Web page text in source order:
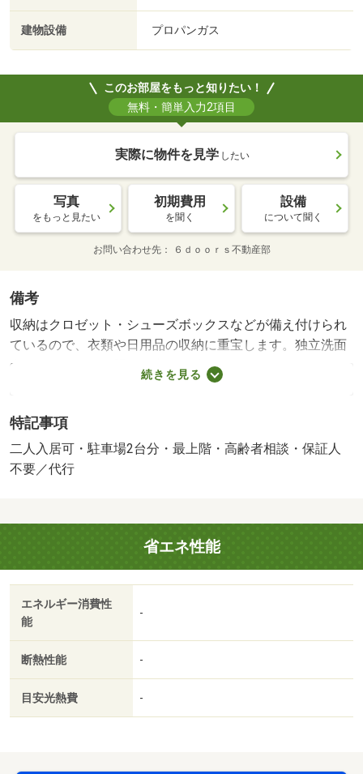
建物設備 プロパンガス
このお部屋をもっと知りたい！
無料・簡単入力2項目
実際に物件を見学 したい
写真
をもっと見たい
初期費用
を聞く
設備
について聞く
お問い合わせ先 ６ｄｏｏｒｓ不動産部
備考
収納はクロゼット・シューズボックスなどが備え付けられ
ているので、衣類や日用品の収納に重宝します。独立洗面
台はコンセントや照明、大きな鏡などがついているのでス
ムーズに身支度を整えられます。お掃除も快適な、フロー
に使えるので何かと重宝します。２ＤＫの快適なキッチン
がついた物件で住み心地がいいです。歩いて１２分ほどで
駅にアクセスできる、立地の良さも魅力の物件です。共用
良い湿気が溜まりにくい物件です。二人で生活ができるお
住まい、友達、カップル、兄弟など。・収納はクロゼッ
ト・シューズボックスなどが備え付けられているので、衣
類や日用品の収納に重宝します。独立洗面台を採用してい
るので床が水で濡れたり鏡が曇ったりしにくく、清潔な状
態を保ちやすくなっております。・仲介手数料：１．１ヶ
続きを見る
特記事項
二人入居可・駐車場2台分・最上階・高齢者相談・保証人
不要／代行
省エネ性能
エネルギー消費性
能
-
断熱性能 -
目安光熱費 -